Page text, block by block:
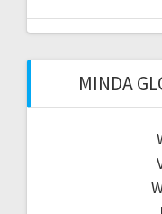
MINDA